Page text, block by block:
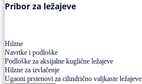
Pribor za ležajeve
Hilzne
Navrtke i podloške
Podloške za aksijalne kuglične ležajeve
Hilzne za izvlačenje
Ugaoni prstenovi za cilindrično valjkaste ležajeve